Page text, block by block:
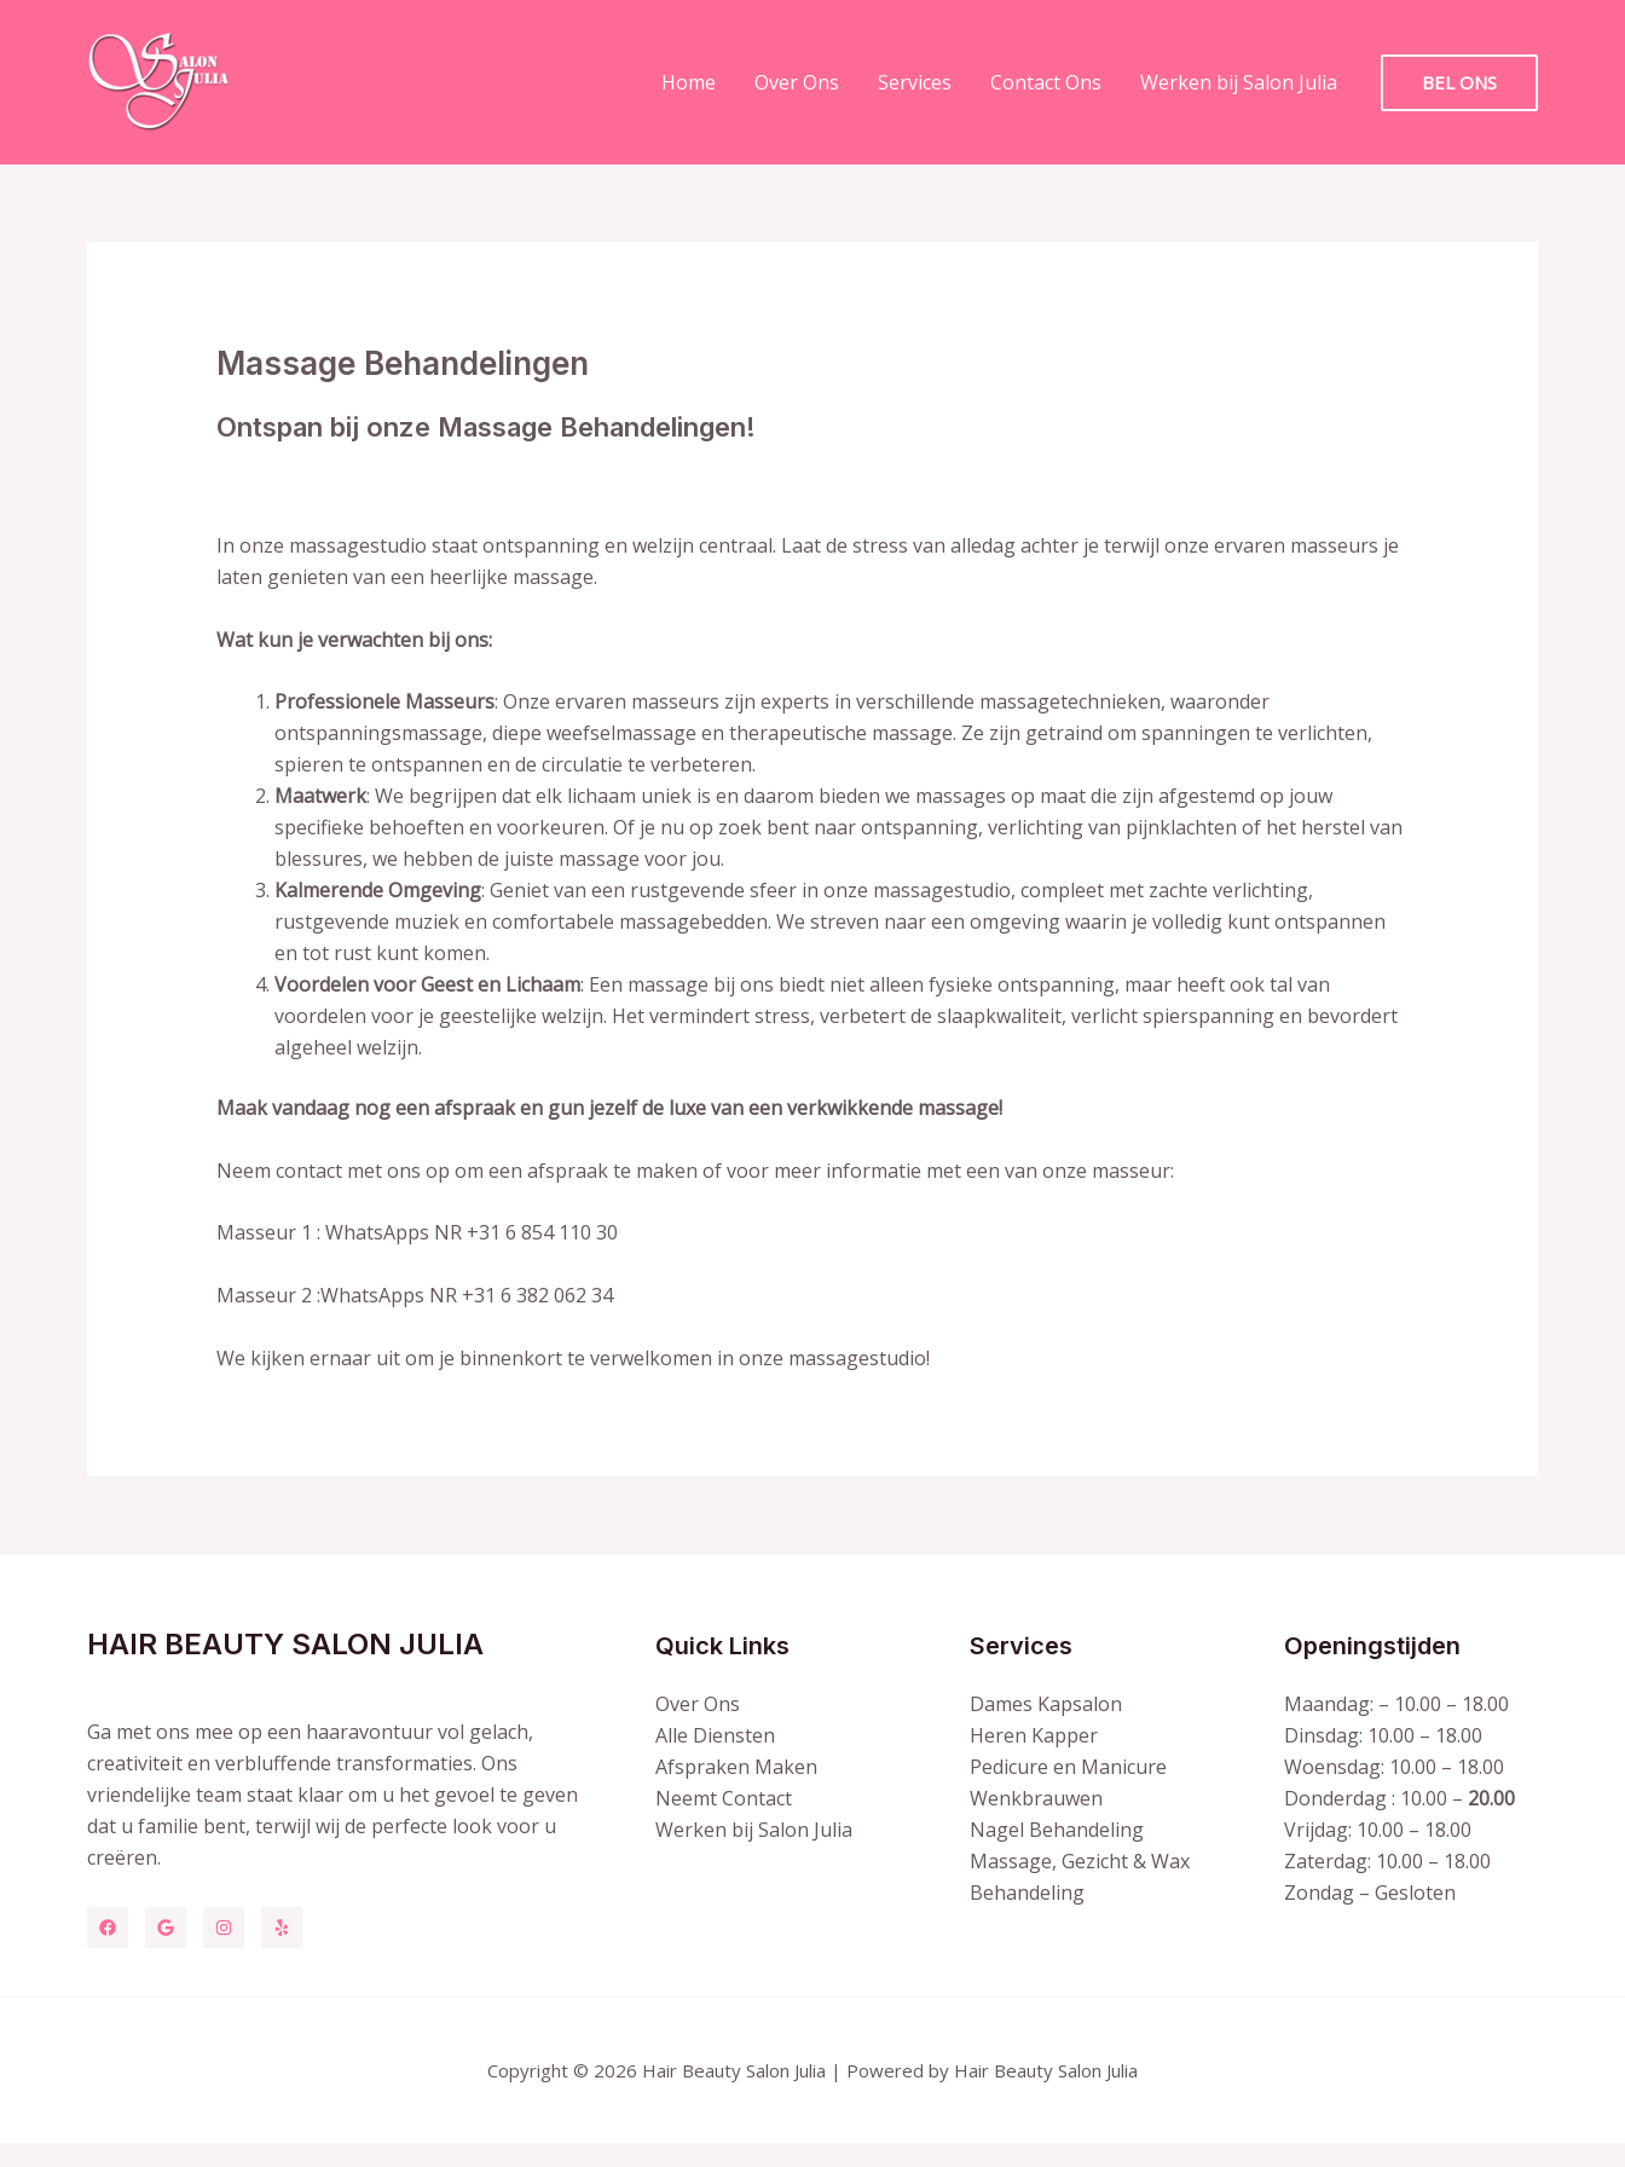
Home Over Ons Services Contact Ons Werken bij Salon Julia BEL ONS
Massage Behandelingen
Ontspan bij onze Massage Behandelingen!
In onze massagestudio staat ontspanning en welzijn centraal. Laat de stress van alledag achter je terwijl onze ervaren masseurs je
laten genieten van een heerlijke massage.
Wat kun je verwachten bij ons:
Professionele Masseurs: Onze ervaren masseurs zijn experts in verschillende massagetechnieken, waaronder
ontspanningsmassage, diepe weefselmassage en therapeutische massage. Ze zijn getraind om spanningen te verlichten,
spieren te ontspannen en de circulatie te verbeteren.
Maatwerk: We begrijpen dat elk lichaam uniek is en daarom bieden we massages op maat die zijn afgestemd op jouw
specifieke behoeften en voorkeuren. Of je nu op zoek bent naar ontspanning, verlichting van pijnklachten of het herstel van
blessures, we hebben de juiste massage voor jou.
Kalmerende Omgeving: Geniet van een rustgevende sfeer in onze massagestudio, compleet met zachte verlichting,
rustgevende muziek en comfortabele massagebedden. We streven naar een omgeving waarin je volledig kunt ontspannen
en tot rust kunt komen.
Voordelen voor Geest en Lichaam: Een massage bij ons biedt niet alleen fysieke ontspanning, maar heeft ook tal van
voordelen voor je geestelijke welzijn. Het vermindert stress, verbetert de slaapkwaliteit, verlicht spierspanning en bevordert
algeheel welzijn.
Maak vandaag nog een afspraak en gun jezelf de luxe van een verkwikkende massage!
Neem contact met ons op om een afspraak te maken of voor meer informatie met een van onze masseur:
Masseur 1 : WhatsApps NR +31 6 854 110 30
Masseur 2 :WhatsApps NR +31 6 382 062 34
We kijken ernaar uit om je binnenkort te verwelkomen in onze massagestudio!
HAIR BEAUTY SALON JULIA
Ga met ons mee op een haaravontuur vol gelach,
creativiteit en verbluffende transformaties. Ons
vriendelijke team staat klaar om u het gevoel te geven
dat u familie bent, terwijl wij de perfecte look voor u
creëren.
Quick Links
Over Ons
Alle Diensten
Afspraken Maken
Neemt Contact
Werken bij Salon Julia
Services
Dames Kapsalon
Heren Kapper
Pedicure en Manicure
Wenkbrauwen
Nagel Behandeling
Massage, Gezicht & Wax
Behandeling
Openingstijden
Maandag: – 10.00 – 18.00
Dinsdag: 10.00 – 18.00
Woensdag: 10.00 – 18.00
Donderdag : 10.00 – 20.00
Vrijdag: 10.00 – 18.00
Zaterdag: 10.00 – 18.00
Zondag – Gesloten
Copyright © 2026 Hair Beauty Salon Julia | Powered by Hair Beauty Salon Julia